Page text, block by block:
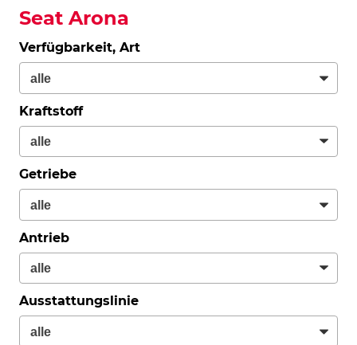
Seat Arona
Verfügbarkeit, Art
Kraftstoff
Getriebe
Antrieb
Ausstattungslinie